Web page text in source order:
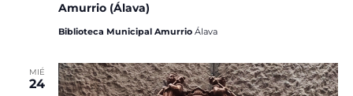
Amurrio (Álava)
Biblioteca Municipal Amurrio Álava
MIÉ
24